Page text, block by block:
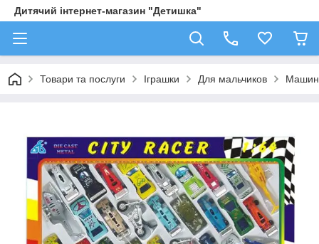
Дитячий інтернет-магазин "Детишка"
Товари та послуги Іграшки Для мальчиков